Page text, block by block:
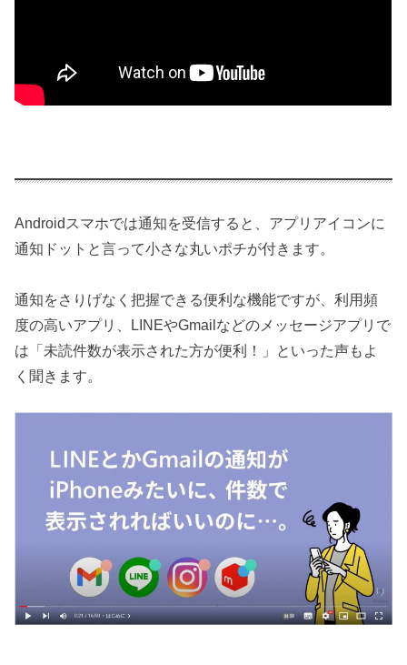
Androidスマホでは通知を受信すると、アプリアイコンに
通知ドットと言って小さな丸いポチが付きます。
通知をさりげなく把握できる便利な機能ですが、利用頻
度の高いアプリ、LINEやGmailなどのメッセージアプリで
は「未読件数が表示された方が便利！」といった声もよ
く聞きます。